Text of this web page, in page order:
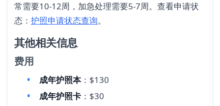
常需要10-12周，加急处理需要5-7周。查看申请状
态： 护照申请状态查询。
其他相关信息
费用
成年护照本：$130
成年护照卡 ：$30